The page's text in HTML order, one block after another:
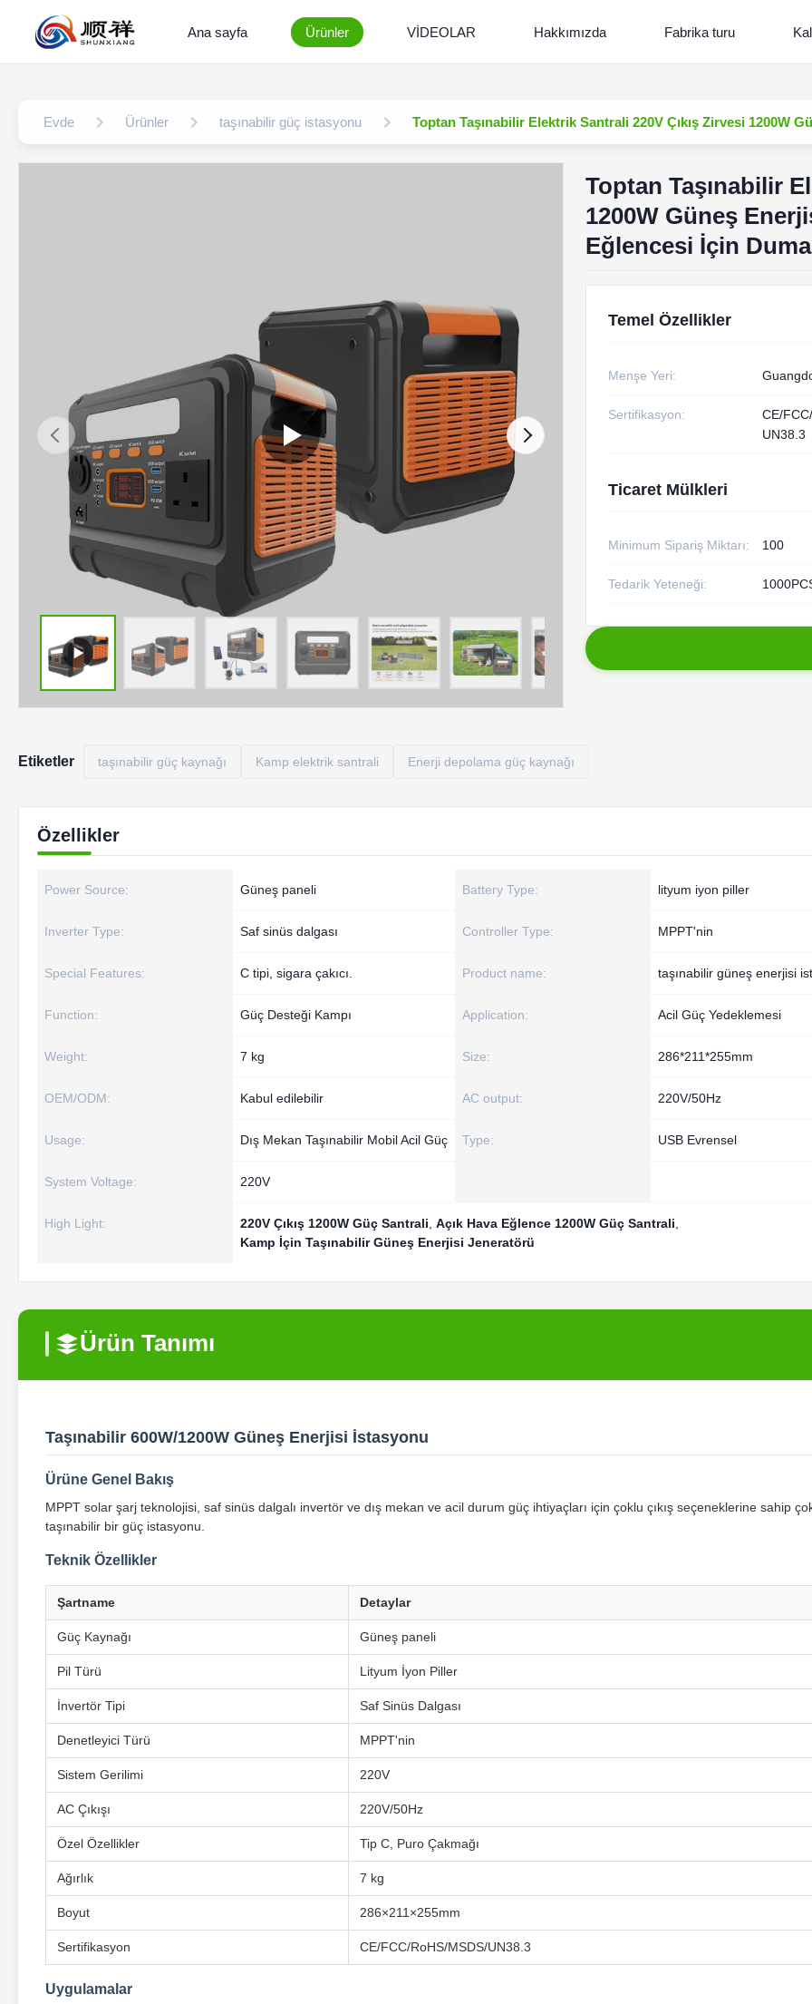
Ana sayfa Ürünler VİDEOLAR Hakkımızda Fabrika turu
Evde Ürünler taşınabilir güç istasyonu Toptan Taşınabilir Elektrik Santrali 220V Çıkış Zirvesi 1200W
Toptan Taşınabilir
1200W Güneş
Eğlencesi İçin
Temel Özellikler
Menşe Yeri:
Sertifikasyon:
CE/
UN38.3
Ticaret Mülkleri
Minimum Sipariş Miktarı: 100
Tedarik Yeteneği:
Etiketler taşınabilir güç kaynağı Kamp elektrik santrali Enerji depolama güç kaynağı
Özellikler
Power Source: Güneş paneli Battery Type: lityum iyon piller
Inverter Type: Saf sinüs dalgası Controller Type: MPPT'nin
Special Features: C tipi, sigara çakıcı. Product name: taşınabilir güneş enerjisi
Function: Güç Desteği Kampı Application: Acil Güç Yedeklemesi
Weight: 7 kg Size: 286*211*255mm
OEM/ODM: Kabul edilebilir AC output: 220V/50Hz
Usage: Dış Mekan Taşınabilir Mobil Acil Güç Type: USB Evrensel
System Voltage: 220V
High Light: 220V Çıkış 1200W Güç Santrali Açık Hava Eğlence 1200W Güç Santrali
Kamp İçin Taşınabilir Güneş Enerjisi Jeneratörü
Ürün Tanımı
Taşınabilir 600W/1200W Güneş Enerjisi İstasyonu
Ürüne Genel Bakış
MPPT solar şarj teknolojisi, saf sinüs dalgalı invertör ve dış mekan ve acil durum güç ihtiyaçları için çoklu çıkış seçeneklerine sahip
taşınabilir bir güç istasyonu.
Teknik Özellikler
Şartname Detaylar
Güç Kaynağı Güneş paneli
Pil Türü Lityum İyon Piller
İnvertör Tipi Saf Sinüs Dalgası
Denetleyici Türü MPPT'nin
Sistem Gerilimi 220V
AC Çıkışı 220V/50Hz
Özel Özellikler Tip C, Puro Çakmağı
Ağırlık 7 kg
Boyut 286×211×255mm
Sertifikasyon CE/FCC/RoHS/MSDS/UN38.3
Uygulamalar